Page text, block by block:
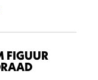
FIGUUR